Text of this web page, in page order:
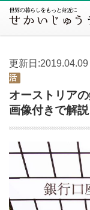
更新日
活
オーストリア
画像付きで解説